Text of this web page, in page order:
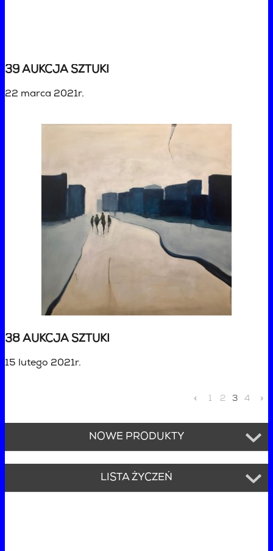
39 AUKCJA SZTUKI
22 marca 2021r.
38 AUKCJA SZTUKI
15 lutego 2021r.
« 1 2 3 4 »
NOWE PRODUKTY
LISTA ŻYCZEŃ